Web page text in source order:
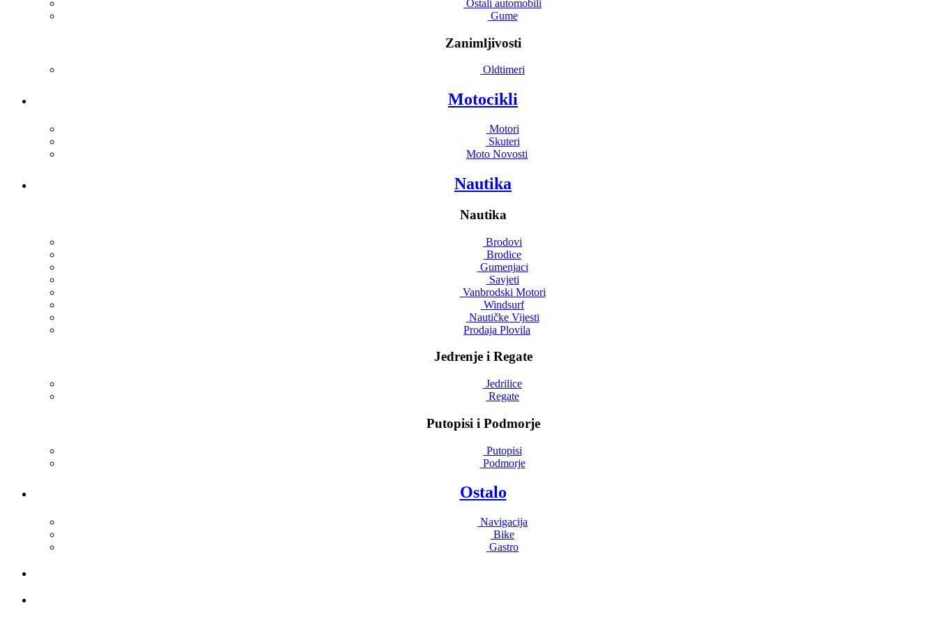
Ostali automobili
Gume
Zanimljivosti
Oldtimeri
Motocikli
Motori
Skuteri
Moto Novosti
Nautika
Nautika
Brodovi
Brodice
Gumenjaci
Savjeti
Vanbrodski Motori
Windsurf
Nautičke Vijesti
Prodaja Plovila
Jedrenje i Regate
Jedrilice
Regate
Putopisi i Podmorje
Putopisi
Podmorje
Ostalo
Navigacija
Bike
Gastro